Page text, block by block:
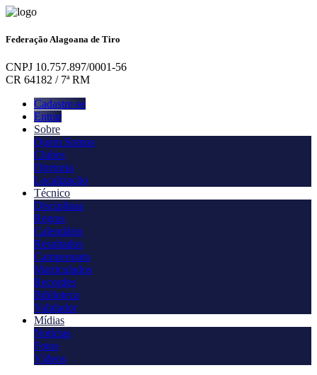
Federação Alagoana de Tiro
CNPJ 10.757.897/0001-56
CR 64182 / 7ª RM
Cadastre-se
Entrar
Sobre
Quem Somos
Clubes
Diretoria
Localização
Técnico
Disciplinas
Regras
Calendário
Resultados
Campeonato
Matriculados
Recordes
Biblioteca
Validador
Mídias
Notícias
Fotos
Vídeos